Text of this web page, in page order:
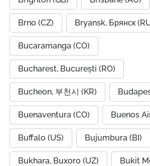
Brno (CZ) Bryansk, Брянск
Bucaramanga (CO)
Bucharest, București (RO)
Bucheon, 부천시 (KR)
Buenaventura (CO) Buenos
Buffalo (US) Bujumbura (BI)
Bukhara, Buxoro (UZ) Bukit